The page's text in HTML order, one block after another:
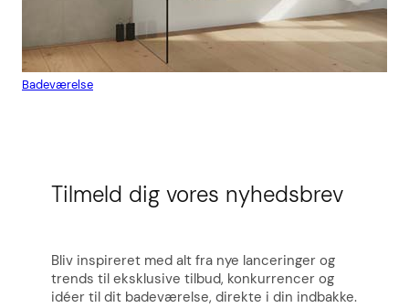
Badeværelse
Tilmeld dig vores nyhedsbrev
Bliv inspireret med alt fra nye lanceringer og
trends til eksklusive tilbud, konkurrencer og
idéer til dit badeværelse, direkte i din indbakke.